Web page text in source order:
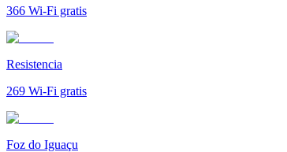
366 Wi-Fi gratis
Resistencia
269 Wi-Fi gratis
Foz do Iguaçu